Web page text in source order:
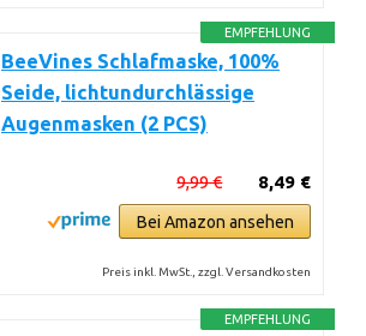
EMPFEHLUNG
BeeVines Schlafmaske, 100%
Seide, lichtundurchlässige
Augenmasken (2 PCS)
8,49 €
9,99 €
Bei Amazon ansehen
Preis inkl. MwSt., zzgl. Versandkosten
EMPFEHLUNG